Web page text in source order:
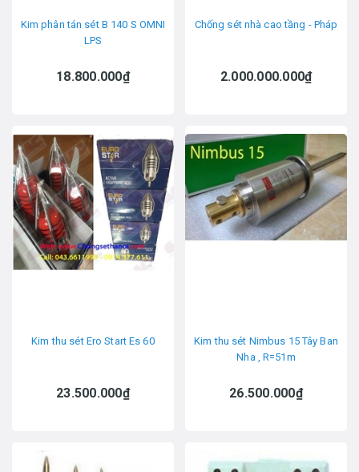
Kim phân tán sét B 140 S OMNI
LPS
18.800.000₫
Chống sét nhà cao tầng - Pháp
2.000.000.000₫
Kim thu sét Ero Start Es 60
23.500.000₫
Kim thu sét Nimbus 15 Tây Ban
Nha , R=51m
26.500.000₫